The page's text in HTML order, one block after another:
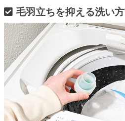
毛羽立ちを抑える洗い方